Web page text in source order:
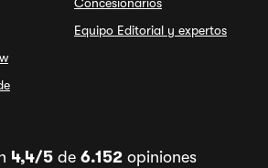
Equipo Editorial y expertos
4,4/5 de 6.152 opiniones